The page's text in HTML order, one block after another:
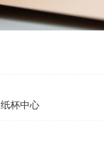
纸杯中心